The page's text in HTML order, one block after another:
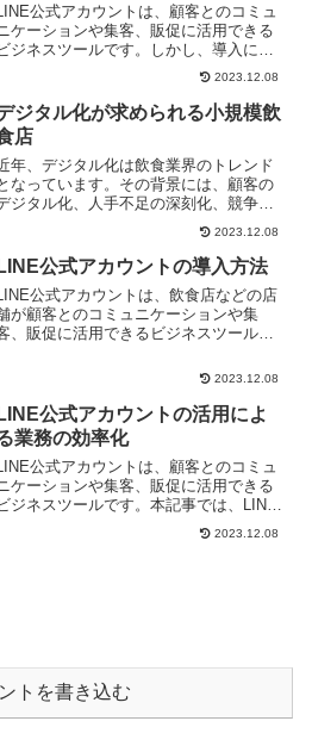
LINE公式アカウントは、顧客とのコミュ
ケーションや集客、販促に活用できる
ジネスツールです。しかし、導入にあ
たっては、セキュリティ面の懸念も考慮
する必要があります。本記事では、LINE
式アカウントの導入によるセキュリテ
ィ面の懸念と、そ...
2023.12.08
ジタル化が求められる小規模飲
店
年、デジタル化は飲食業界のトレンド
なっています。その背景には、顧客の
ジタル化、人手不足の深刻化、競争の
激化などが挙げられます。小規模飲食店
でも、デジタル化を進めることで、業務
効率化や顧客とのコミュニケーション
改善など、さまざまなメリ...
2023.12.08
LINE公式アカウントの導入方法
公式アカウントは、飲食店などの店
が顧客とのコミュニケーションや集
、販促に活用できるビジネスツールで
式アカウントを導入する際に、特に重視
す。導入方法LI...
2023.12.08
LINE公式アカウントの活用によ
業務の効率化
公式アカウントは、顧客とのコミュ
ケーションや集客、販促に活用できる
ジネスツールです。本記事では、LINE
公式アカウントの活用で期待できる効果
のうち、業務の効率化について解説しま
2023.12.08
トを書き込む